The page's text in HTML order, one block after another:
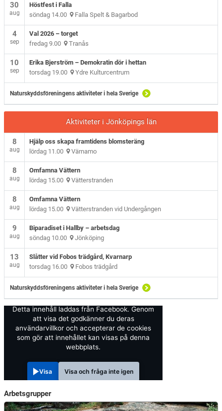
30
aug
Höstfest i Falla
söndag 14.00 Falla Spelt & Bagarbod
4
sep
Val 2026 – torget
fredag 9.00 Tranås
10
sep
Erika Bjerström – Demokratin dör i hettan
torsdag 19.00 Ydre Kulturcentrum
Naturskyddsföreningens aktiviteter i hela Sverige
Aktiviteter i Jönköpings län
8
aug
Hjälp oss skapa framtidens blomsteräng
lördag 11.00 Värnamo
8
aug
Omfamna Vättern
lördag 15.00 Vätterstranden
8
aug
Omfamna Vättern
lördag 15.00 Vätterstranden vid Undergången
9
aug
Biparadiset i Hallby – arbetsdag
söndag 10.00 Jönköping
13
aug
Slåtter vid Fobos trädgård, Kvarnarp
torsdag 16.00 Fobos trädgård
Naturskyddsföreningens aktiviteter i hela Sverige
Detta innehåll laddas från Facebook. Genom
att visa det godkänner du deras
användarvillkor och accepterar de cookies
som gör att innehållet kan visas på denna
webbplats.
Visa Visa och fråga inte igen
Arbetsgrupper